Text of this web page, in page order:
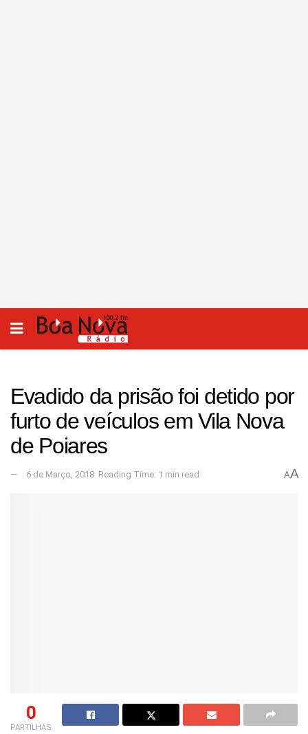
Evadido da prisão foi detido por
furto de veículos em Vila Nova
de Poiares
6 de Março, 2018 Reading Time: 1 min read AA
0
PARTILHAS